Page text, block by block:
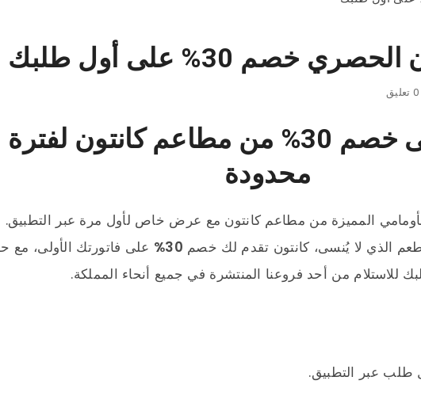
خصم 30% على أول طلبك
0 تعليق
احصل على خصم 30% من مطاعم كانتون لفترة
محدودة
المميزة من مطاعم كانتون مع عرض خاص لأول مرة عبر التطبيق.
30%
على فاتورتك الأولى، مع